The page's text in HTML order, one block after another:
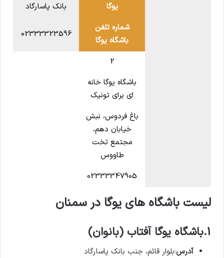
یوگا
بانک پاسارگاد
شماره تلفن
باشگاه یوگا
02333323596
2
باشگاه یوگا خانه
ای برای تونیک
باغ فردوس، نبش
خیابان دهم،
مجتمع تخت
طاووس
02333347905
لیست باشگاه های یوگا در سمنان
1.باشگاه یوگا آفتاب (بانوان)
آدرس:بلوار قائم، جنب بانک پاسارگاد